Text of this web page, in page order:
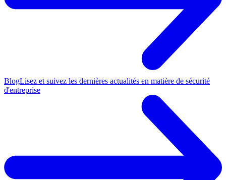
BlogLisez et suivez les dernières actualités en matière de sécurité
d'entreprise